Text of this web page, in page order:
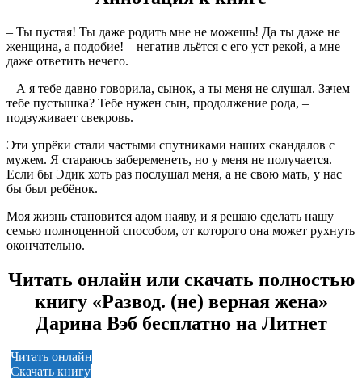
– Ты пустая! Ты даже родить мне не можешь! Да ты даже не
женщина, а подобие! – негатив льётся с его уст рекой, а мне
даже ответить нечего.
– А я тебе давно говорила, сынок, а ты меня не слушал. Зачем
тебе пустышка? Тебе нужен сын, продолжение рода, –
подзуживает свекровь.
Эти упрёки стали частыми спутниками наших скандалов с
мужем. Я стараюсь забеременеть, но у меня не получается.
Если бы Эдик хоть раз послушал меня, а не свою мать, у нас
бы был ребёнок.
Моя жизнь становится адом наяву, и я решаю сделать нашу
семью полноценной способом, от которого она может рухнуть
окончательно.
Читать онлайн или скачать полностью
книгу «Развод. (не) верная жена»
Дарина Вэб бесплатно на Литнет
Читать онлайн
Скачать книгу